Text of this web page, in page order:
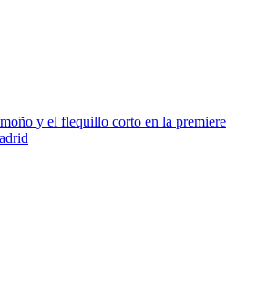
y el flequillo corto en la premiere